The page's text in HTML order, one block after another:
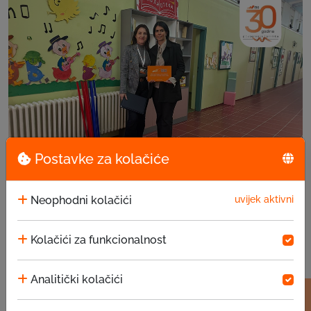
Postavke za kolačiće
Neophodni kolačići uvijek aktivni
Kolačići za funkcionalnost
Analitički kolačići
EKI donacija u JU za predškolsko vaspitanje i ...
15.07.2026